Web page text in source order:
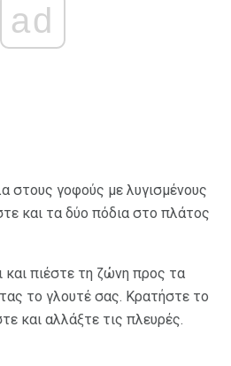
ad
στους γοφούς με λυγισμένους
και τα δύο πόδια στο πλάτος
και πιέστε τη ζώνη προς τα
το γλουτέ σας. Κρατήστε το
και αλλάξτε τις πλευρές.